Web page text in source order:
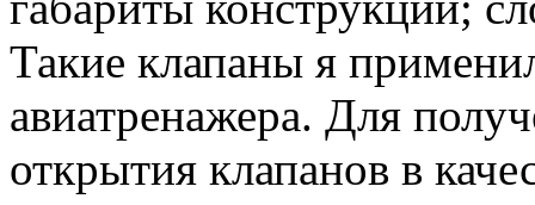
Такие клапаны я
авиатренажера. Для
открытия клапанов в